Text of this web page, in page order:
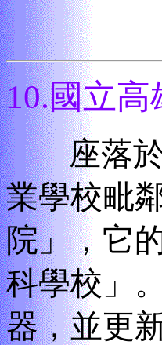
10.國立高
座落
業學校毗
院」，它
科學校」
器，並更